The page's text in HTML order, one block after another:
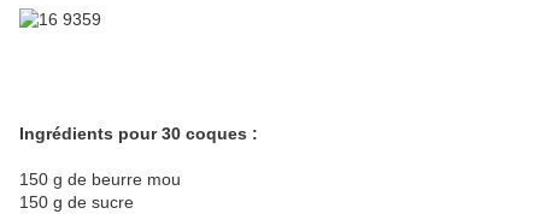
Ingrédients pour 30 coques :
150 g de beurre mou
150 g de sucre